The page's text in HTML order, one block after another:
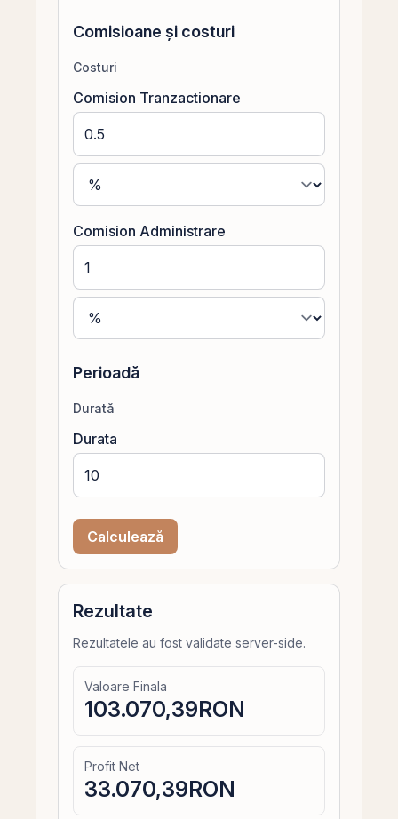
Comisioane și costuri
Costuri
Comision Tranzactionare
Comision Administrare
Perioadă
Durată
Durata
Calculează
Rezultate
Rezultatele au fost validate server-side.
Valoare Finala
103.070,39RON
Profit Net
33.070,39RON